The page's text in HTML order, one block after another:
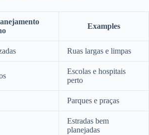
Examples
Ruas largas e limpas
Escolas e hospitais
perto
Parques e praças
Estradas bem
planejadas